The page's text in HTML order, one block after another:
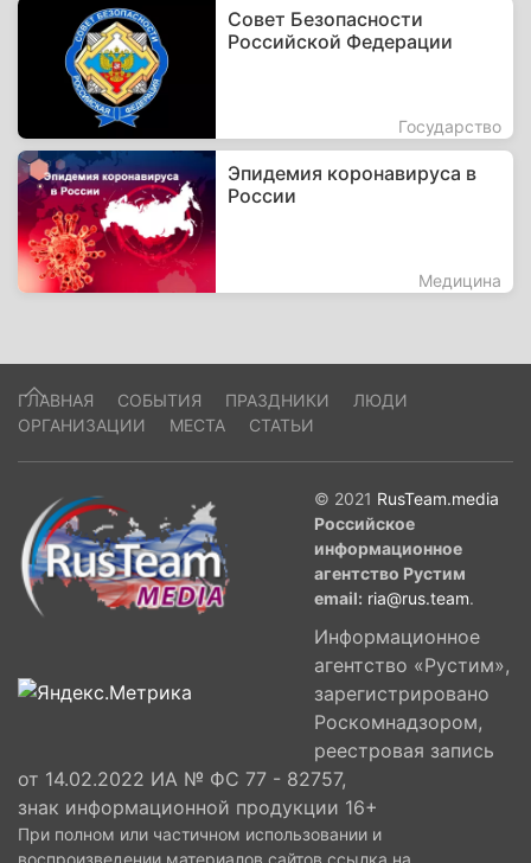
Совет Безопасности
Российской Федерации
Государство
Эпидемия коронавируса в
России
Медицина
ГЛАВНАЯ СОБЫТИЯ ПРАЗДНИКИ
ЛЮДИ
ОРГАНИЗАЦИИ
МЕСТА СТАТЬИ
© 2021 RusTeam.media
Российское
информационное
агентство Рустим
email: ria@rus.team.
Информационное
агентство «Рустим»,
зарегистрировано
Роскомнадзором,
реестровая запись
от 14.02.2022 ИА № ФС 77 - 82757,
знак информационной продукции 16+
При полном или частичном использовании и
воспроизведении материалов сайтов ссылка на